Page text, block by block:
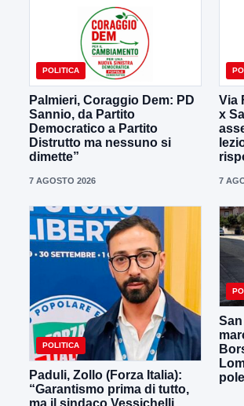
POLITICA
Palmieri, Coraggio Dem: PD
Sannio, da Partito
Democratico a Partito
Distrutto ma nessuno si
dimette”
7 AGOSTO 2026
Via
x
7
POLITICA
Paduli, Zollo (Forza Italia):
“Garantismo prima di tutto,
ma il sindaco Vessichelli